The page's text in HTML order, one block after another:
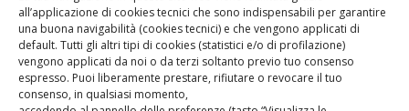
all’applicazione di cookies tecnici che sono indispensabili per garantire
una buona navigabilità (cookies tecnici) e che vengono applicati di
default. Tutti gli altri tipi di cookies (statistici e/o di profilazione)
vengono applicati da noi o da terzi soltanto previo tuo consenso
espresso. Puoi liberamente prestare, rifiutare o revocare il tuo
consenso, in qualsiasi momento,
Firenze al nr. 5208 dell’ 08.10.2002. Direttore responsabile:
Giampaolo Marchini – C.F. 80005790482
LINK UTILI